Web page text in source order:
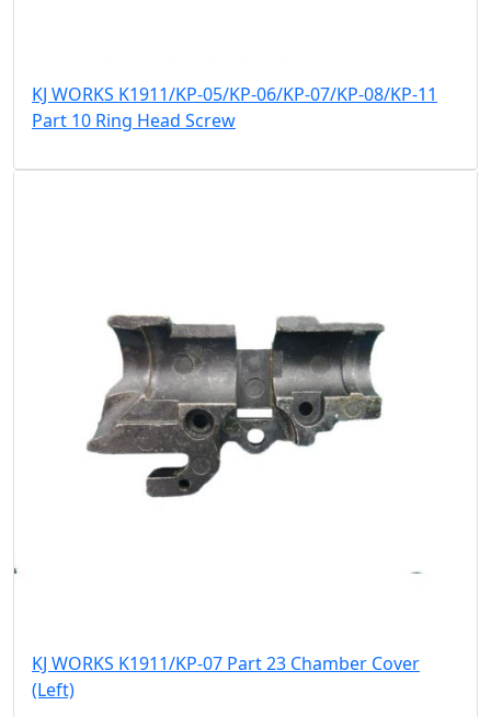
KJ WORKS K1911/KP-05/KP-06/KP-07/KP-08/KP-11
Part 10 Ring Head Screw
KJ WORKS K1911/KP-07 Part 23 Chamber Cover
(Left)